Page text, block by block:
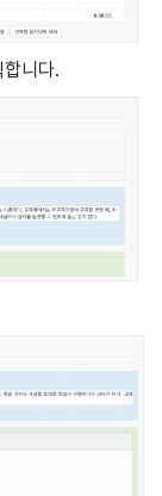
니다.